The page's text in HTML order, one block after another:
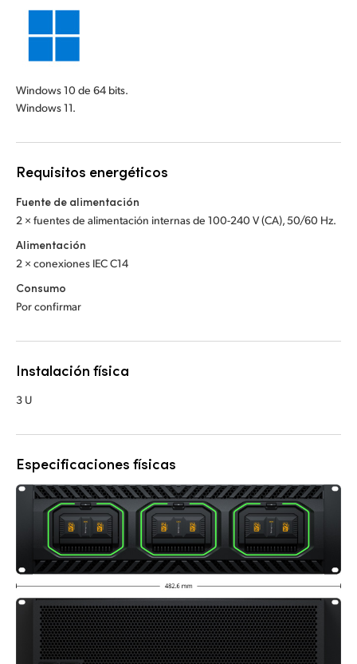
Windows 10 de 64 bits.
Windows 11.
Requisitos energéticos
Fuente de alimentación
2 × fuentes de alimentación internas de 100-240 V (CA), 50/60 Hz.
Alimentación
2 × conexiones IEC C14
Consumo
Por confirmar
Instalación física
3 U
Especificaciones físicas